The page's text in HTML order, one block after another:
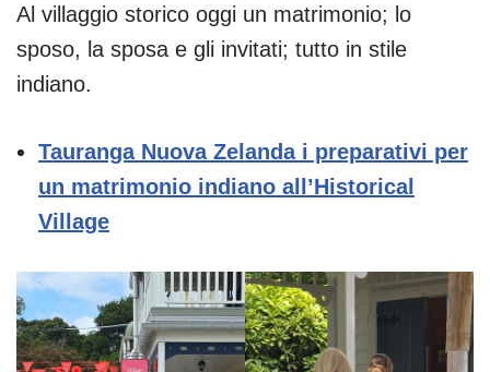
Al villaggio storico oggi un matrimonio; lo
sposo, la sposa e gli invitati; tutto in stile
indiano.
Tauranga Nuova Zelanda i preparativi per
un matrimonio indiano all’Historical
Village